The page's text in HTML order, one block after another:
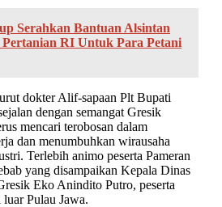
Serahkan Bantuan Alsintan
RI Untuk Para Petani
dokter Alif-sapaan Plt Bupati
dengan semangat Gresik
mencari terobosan dalam
dan menumbuhkan wirausaha
Terlebih animo peserta Pameran
yang disampaikan Kepala Dinas
Eko Anindito Putro, peserta
Pulau Jawa.